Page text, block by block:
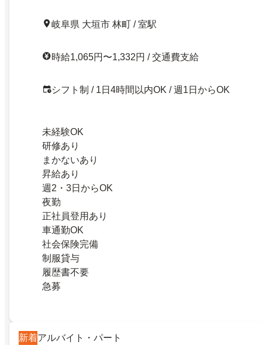
岐阜県 大垣市 林町 / 室駅
時給1,065円〜1,332円 / 交通費支給
シフト制 / 1日4時間以内OK / 週1日からOK
未経験OK
研修あり
まかないあり
昇給あり
週2・3日からOK
夜勤
正社員登用あり
車通勤OK
社会保険完備
制服貸与
履歴書不要
急募
新着アルバイト・パート